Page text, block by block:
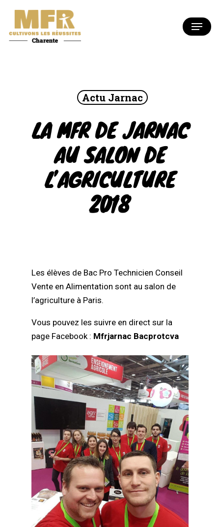
main
Menu
Actu Jarnac
LA MFR DE JARNAC
AU SALON DE
L’AGRICULTURE
2018
Les élèves de Bac Pro Technicien Conseil
Vente en Alimentation sont au salon de
l’agriculture à Paris.
Vous pouvez les suivre en direct sur la
page Facebook : Mfrjarnac Bacprotcva
Close